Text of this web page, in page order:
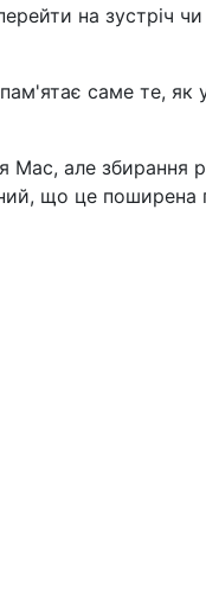
на зустріч
саме те, як
Mac, але збирання
що це поширена